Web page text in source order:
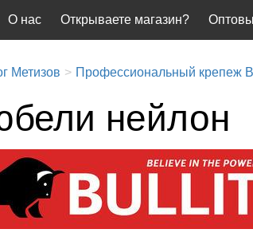
О нас Открываете магазин?
Метизов Профессиональный крепеж
нейлон